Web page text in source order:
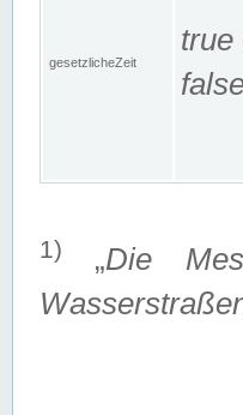
gesetzlicheZeit
true
1) „Die